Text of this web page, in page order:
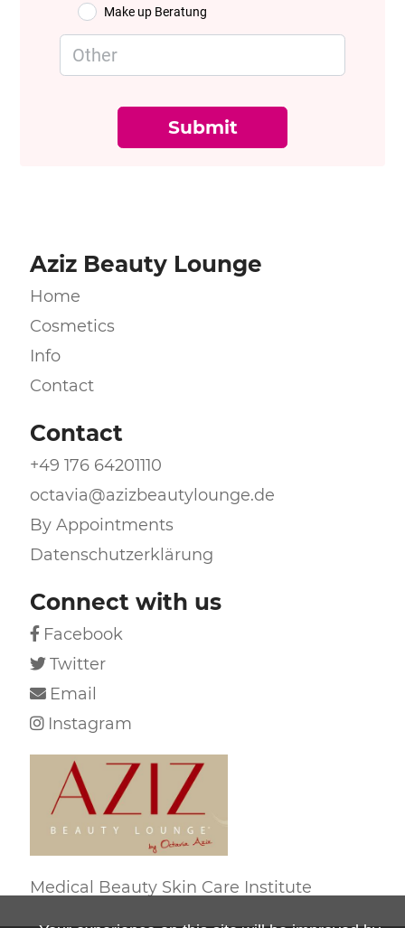
Make up Beratung
Submit
Aziz Beauty Lounge
Home
Cosmetics
Info
Contact
Contact
+49 176 64201110
octavia@azizbeautylounge.de
By Appointments
Datenschutzerklärung
Connect with us
 Facebook
 Twitter
 Email
 Instagram
Medical Beauty Skin Care Institute